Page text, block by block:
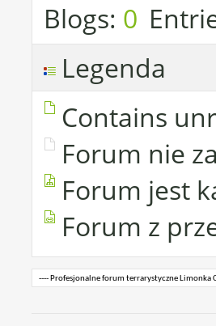
Blogs 0
Legenda
Contains
Forum nie
Forum jest
Forum z